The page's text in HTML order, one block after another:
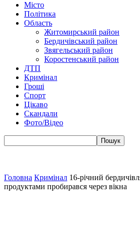
Місто
Політика
Область
Житомирський район
Бердичівський район
Звягельський район
Коростенський район
ДТП
Кримінал
Гроші
Спорт
Цікаво
Скандали
Фото/Відео
Головна Кримінал 16-річний
продуктами пробирався через вікна